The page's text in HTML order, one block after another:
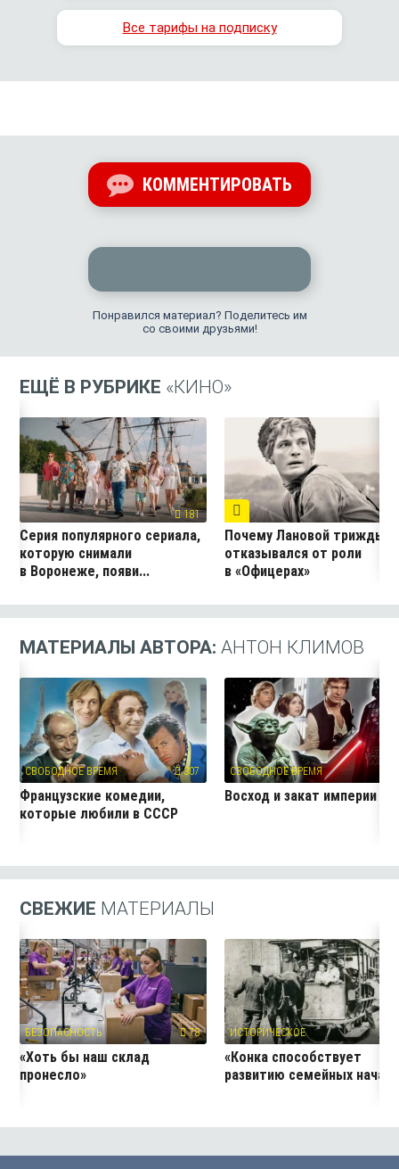
Все тарифы на подписку
КОММЕНТИРОВАТЬ
Понравился материал? Поделитесь им
со своими друзьями!
ЕЩЁ В РУБРИКЕ «КИНО»
181
Серия популярного сериала,
которую снимали
в Воронеже, появи...
Почему Лановой трижды
отказывался от роли
в «Офицерах»
МАТЕРИАЛЫ АВТОРА:АНТОН КЛИМОВ
СВОБОДНОЕ ВРЕМЯ 307
Французские комедии,
которые любили в СССР
СВОБОДНОЕ ВРЕМЯ
Восход и закат империи
СВЕЖИЕ МАТЕРИАЛЫ
БЕЗОПАСНОСТЬ 78
«Хоть бы наш склад
пронесло»
ИСТОРИЧЕСКОЕ
«Конка способствует
развитию семейных начал»